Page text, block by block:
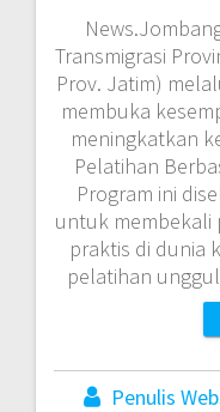
Transmigrasi
Prov. Jatim)
membuka
meningkatkan
Pelatihan
Program ini
untuk membekali
praktis di dunia
pelatihan
Penulis